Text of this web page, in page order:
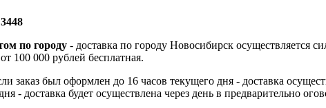
по городу - доставка по городу Новосибирск осуществляется
100 000 рублей бесплатная.
заказ был оформлен до 16 часов текущего дня - доставка
- доставка будет осуществлена через день в предварительно